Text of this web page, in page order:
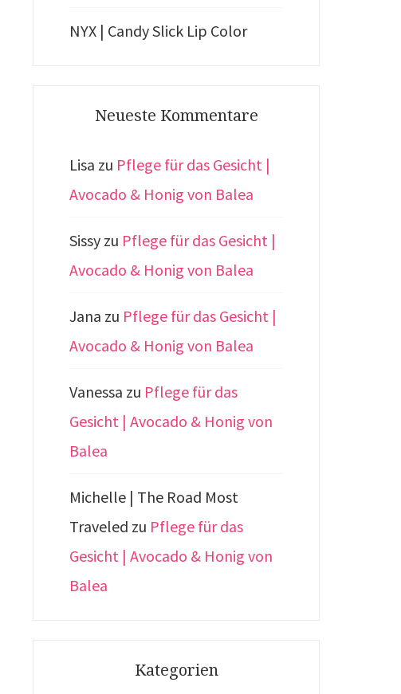
NYX | Candy Slick Lip Color
Neueste Kommentare
Lisa zu Pflege für das Gesicht |
Avocado & Honig von Balea
Sissy zu Pflege für das Gesicht |
Avocado & Honig von Balea
Jana zu Pflege für das Gesicht |
Avocado & Honig von Balea
Vanessa zu Pflege für das
Gesicht | Avocado & Honig von
Balea
Michelle | The Road Most
Traveled zu Pflege für das
Gesicht | Avocado & Honig von
Balea
Kategorien